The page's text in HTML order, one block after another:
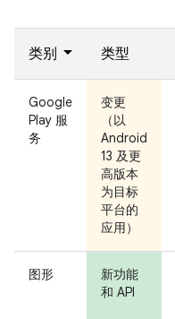
类别 类型
Google
Play 服
务
变更
（以
Android
13 及更
高版本
为目标
平台的
应用）
图形
新功能
和 API